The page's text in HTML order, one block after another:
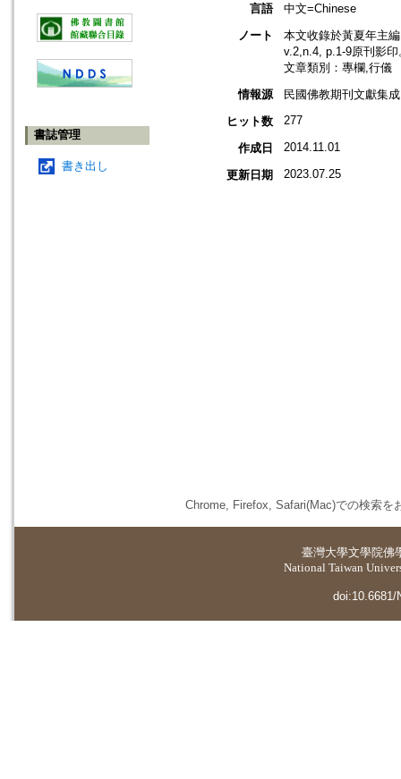
書誌管理
書き出し
言語
中文=Chinese
ノート
本文收錄於黃夏年主
v.2,n.4, p.1-9原刊影印
文章類別：專欄,行儀
情報源
民國佛教期刊文獻集
ヒット数
277
作成日 2014.11.01
更新日期 2023.07.25
Chrome, Firefox, Safari(Mac)での検索を
臺灣大學文學院佛
National Taiwan
doi:10.6681/